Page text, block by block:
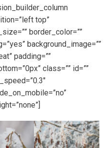
top”
border_color=””
background_image=””
padding=””
class=”” id=””